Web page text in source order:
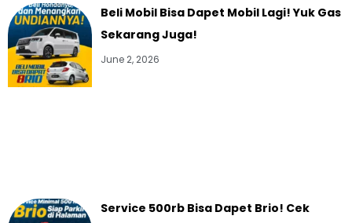
Beli Mobil Bisa Dapet Mobil Lagi! Yuk Gas
Sekarang Juga!
June 2, 2026
Service 500rb Bisa Dapet Brio! Cek